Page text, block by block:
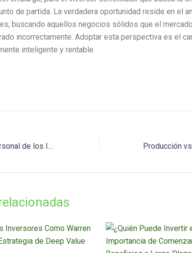
de partida. La verdadera oportunidad reside en el
buscando aquellos negocios sólidos que el
incorrectamente. Adoptar esta perspectiva es el
inteligente y rentable.
La transformación personal de los Ingresos Pasivos